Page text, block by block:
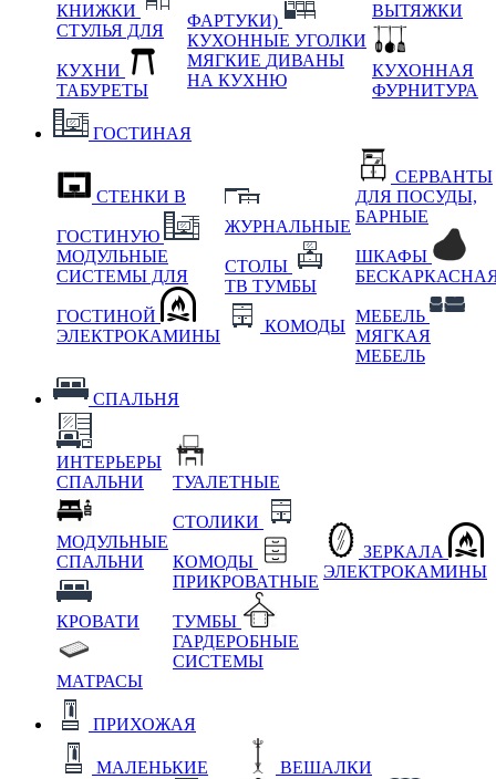
КНИЖКИ
СТУЛЬЯ ДЛЯ
КУХНИ
ТАБУРЕТЫ
ФАРТУКИ)
КУХОННЫЕ УГОЛКИ
МЯГКИЕ ДИВАНЫ
НА КУХНЮ
ВЫТЯЖКИ
КУХОННАЯ
ФУРНИТУРА
ГОСТИНАЯ
СТЕНКИ В
ГОСТИНУЮ
МОДУЛЬНЫЕ
СИСТЕМЫ ДЛЯ
ГОСТИНОЙ
ЭЛЕКТРОКАМИНЫ
ЖУРНАЛЬНЫЕ
СТОЛЫ
ТВ ТУМБЫ
КОМОДЫ
СЕРВАНТЫ
ДЛЯ ПОСУДЫ,
БАРНЫЕ
ШКАФЫ
МЕБЕЛЬ
МЯГКАЯ
МЕБЕЛЬ
СПАЛЬНЯ
ИНТЕРЬЕРЫ
СПАЛЬНИ
МОДУЛЬНЫЕ
СПАЛЬНИ
КРОВАТИ
МАТРАСЫ
ТУАЛЕТНЫЕ
СТОЛИКИ
КОМОДЫ
ПРИКРОВАТНЫЕ
ТУМБЫ
ГАРДЕРОБНЫЕ
СИСТЕМЫ
ЗЕРКАЛА
ЭЛЕКТРОКАМИНЫ
ПРИХОЖАЯ
МАЛЕНЬКИЕ ВЕШАЛКИ